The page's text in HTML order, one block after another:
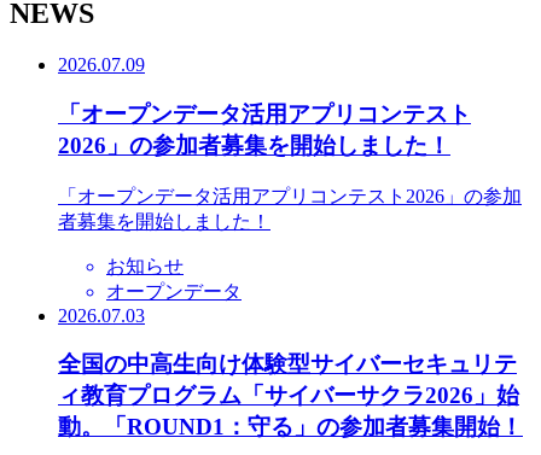
NEWS
2026.07.09
「オープンデータ活用アプリコンテスト
2026」の参加者募集を開始しました！
「オープンデータ活用アプリコンテスト2026」の参加
者募集を開始しました！
お知らせ
オープンデータ
2026.07.03
全国の中高生向け体験型サイバーセキュリテ
ィ教育プログラム「サイバーサクラ2026」始
動。「ROUND1：守る」の参加者募集開始！